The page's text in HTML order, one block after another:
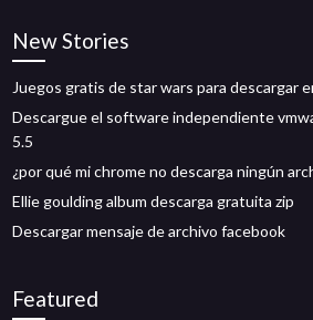
New Stories
Juegos gratis de star wars para descargar
Descargue el software independiente
5.5
¿por qué mi chrome no descarga ningún
Ellie goulding album descarga gratuita zip
Descargar mensaje de archivo facebook
Featured